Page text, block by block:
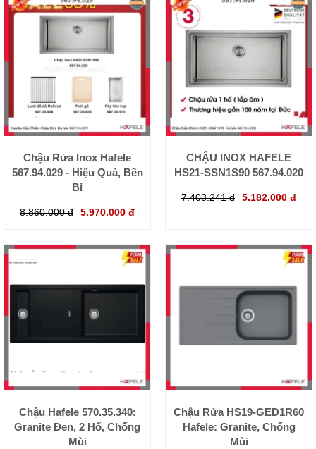
Chậu Rửa Inox Hafele
567.94.029 - Hiệu Quả, Bền
Bỉ
8.860.000 đ 5.970.000 đ
CHẬU INOX HAFELE
HS21-SSN1S90 567.94.020
7.403.241 đ 5.182.000 đ
Chậu Hafele 570.35.340:
Granite Đen, 2 Hố, Chống
Mùi
Chậu Rửa HS19-GED1R60
Hafele: Granite, Chống
Mùi